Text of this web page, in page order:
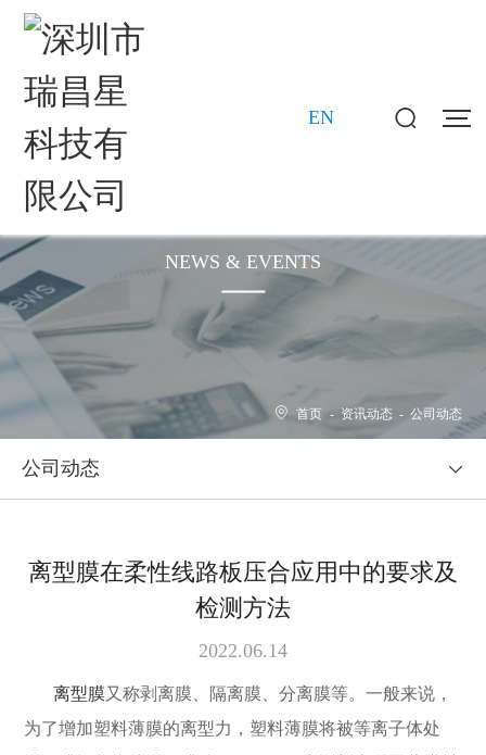
EN
NEWS & EVENTS
首页 - 资讯动态 - 公司动态
公司动态
离型膜在柔性线路板压合应用中的要求及
检测方法
2022.06.14
离型膜又称剥离膜、隔离膜、分离膜等。一般来说，
为了增加塑料薄膜的离型力，塑料薄膜将被等离子体处